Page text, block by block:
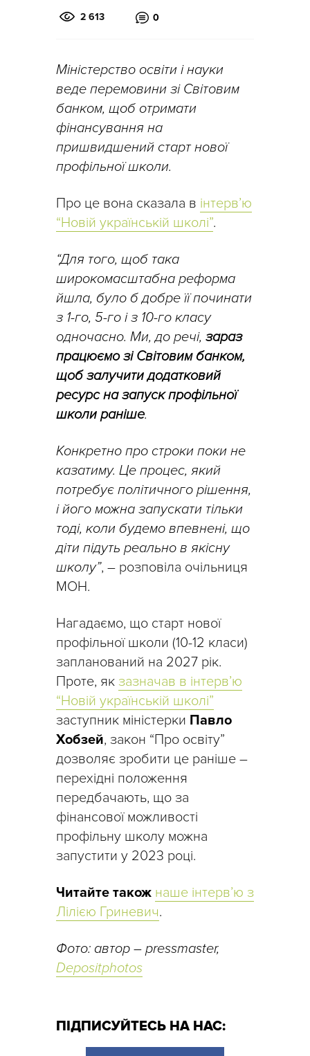
2 613 0
Міністерство освіти і науки
веде перемовини зі Світовим
банком, щоб отримати
фінансування на
пришвидшений старт нової
профільної школи.
Про це вона сказала в інтерв’ю
“Новій українській школі”.
“Для того, щоб така
широкомасштабна реформа
йшла, було б добре її починати
з 1-го, 5-го і з 10-го класу
одночасно. Ми, до речі, зараз
працюємо зі Світовим банком,
щоб залучити додатковий
ресурс на запуск профільної
школи раніше.
Конкретно про строки поки не
казатиму. Це процес, який
потребує політичного рішення,
і його можна запускати тільки
тоді, коли будемо впевнені, що
діти підуть реально в якісну
школу”, – розповіла очільниця
МОН.
Нагадаємо, що старт нової
профільної школи (10-12 класи)
запланований на 2027 рік.
Проте, як зазначав в інтерв’ю
“Новій українській школі”
заступник міністерки Павло
Хобзей, закон “Про освіту”
дозволяє зробити це раніше –
перехідні положення
передбачають, що за
фінансової можливості
профільну школу можна
запустити у 2023 році.
Читайте також наше інтерв’ю з
Лілією Гриневич.
Фото: автор – pressmaster,
Depositphotos
ПІДПИСУЙТЕСЬ НА НАС: